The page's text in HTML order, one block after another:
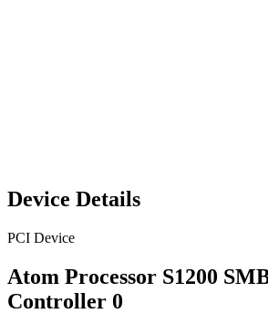
Device Details
PCI Device
Atom Processor S1200
Controller 0